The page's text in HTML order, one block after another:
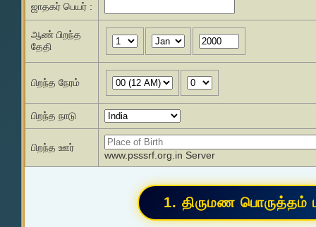
ஜாதகர் பெயர் :
ஆண் பிறந்த
தேதி
பிறந்த நேரம்
பிறந்த நாடு
பிறந்த ஊர்
www.psssrf.org.in Server